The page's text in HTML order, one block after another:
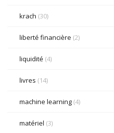
krach (30)
liberté financière (2)
liquidité (4)
livres (14)
machine learning (4)
matériel (3)